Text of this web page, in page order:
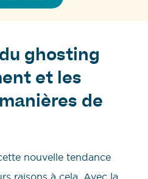
ghosting
et les
de
nouvelle tendance
raisons à cela. Avec la